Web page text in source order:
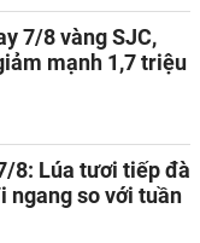
7/8 vàng SJC,
mạnh 1,7 triệu
8: Lúa tươi tiếp đà
ngang so với tuần